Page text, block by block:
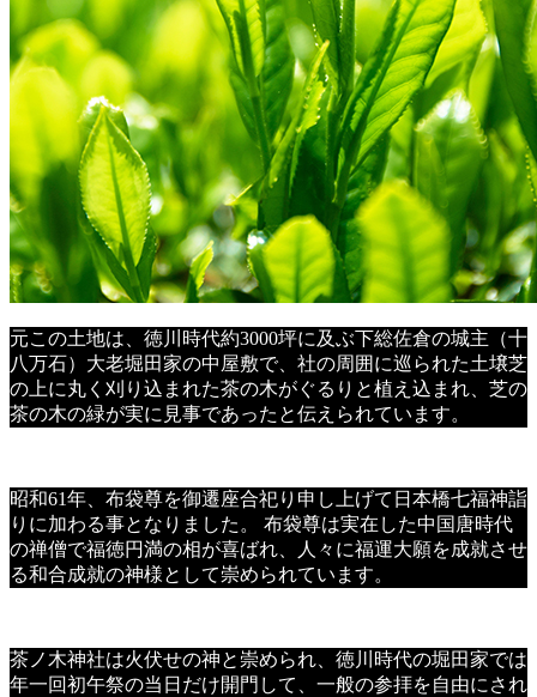
元この土地は、徳川時代約3000坪に及ぶ下総佐倉の城主（十
八万石）大老堀田家の中屋敷で、社の周囲に巡られた土壌芝
の上に丸く刈り込まれた茶の木がぐるりと植え込まれ、芝の
茶の木の緑が実に見事であったと伝えられています。
昭和61年、布袋尊を御遷座合祀り申し上げて日本橋七福神詣
りに加わる事となりました。 布袋尊は実在した中国唐時代
の禅僧で福徳円満の相が喜ばれ、人々に福運大願を成就させ
る和合成就の神様として崇められています。
茶ノ木神社は火伏せの神と崇められ、徳川時代の堀田家では
年一回初午祭の当日だけ開門して、一般の参拝を自由にされ